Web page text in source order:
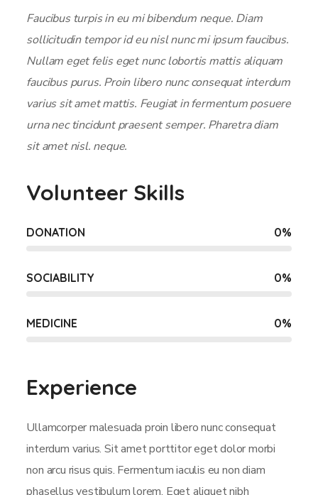
Faucibus turpis in eu mi bibendum neque. Diam
sollicitudin tempor id eu nisl nunc mi ipsum faucibus.
Nullam eget felis eget nunc lobortis mattis aliquam
faucibus purus. Proin libero nunc consequat interdum
varius sit amet mattis. Feugiat in fermentum posuere
urna nec tincidunt praesent semper. Pharetra diam
sit amet nisl. neque.
Volunteer Skills
DONATION 0%
SOCIABILITY 0%
MEDICINE 0%
Experience
Ullamcorper malesuada proin libero nunc consequat
interdum varius. Sit amet porttitor eget dolor morbi
non arcu risus quis. Fermentum iaculis eu non diam
phasellus vestibulum lorem. Eget aliquet nibh